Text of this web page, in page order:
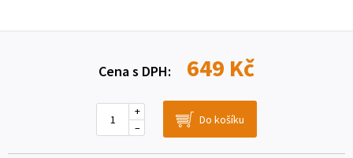
Cena s DPH: 649 Kč
–
+